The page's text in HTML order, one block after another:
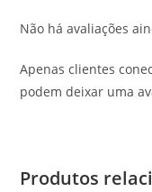
Não há avaliações
Apenas clientes
podem deixar uma
Produtos